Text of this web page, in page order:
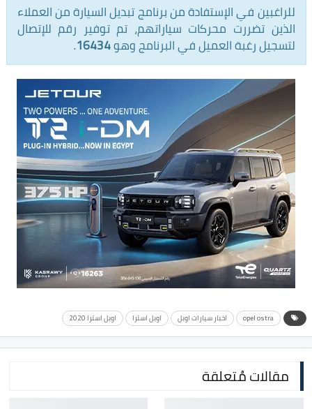
للراغبين في الإستفادة من برنامج تبديل السيارة من العملاء
الذين تضررت محركات سياراتهم، تم توفير رقم للإتصال
لتسجيل رغبة العميل في البرنامج وهو16434
.
opel ostra اخبار سيارات اوبل اوبل استرا اوبل استرا 2020
مقالات مُتعلقة